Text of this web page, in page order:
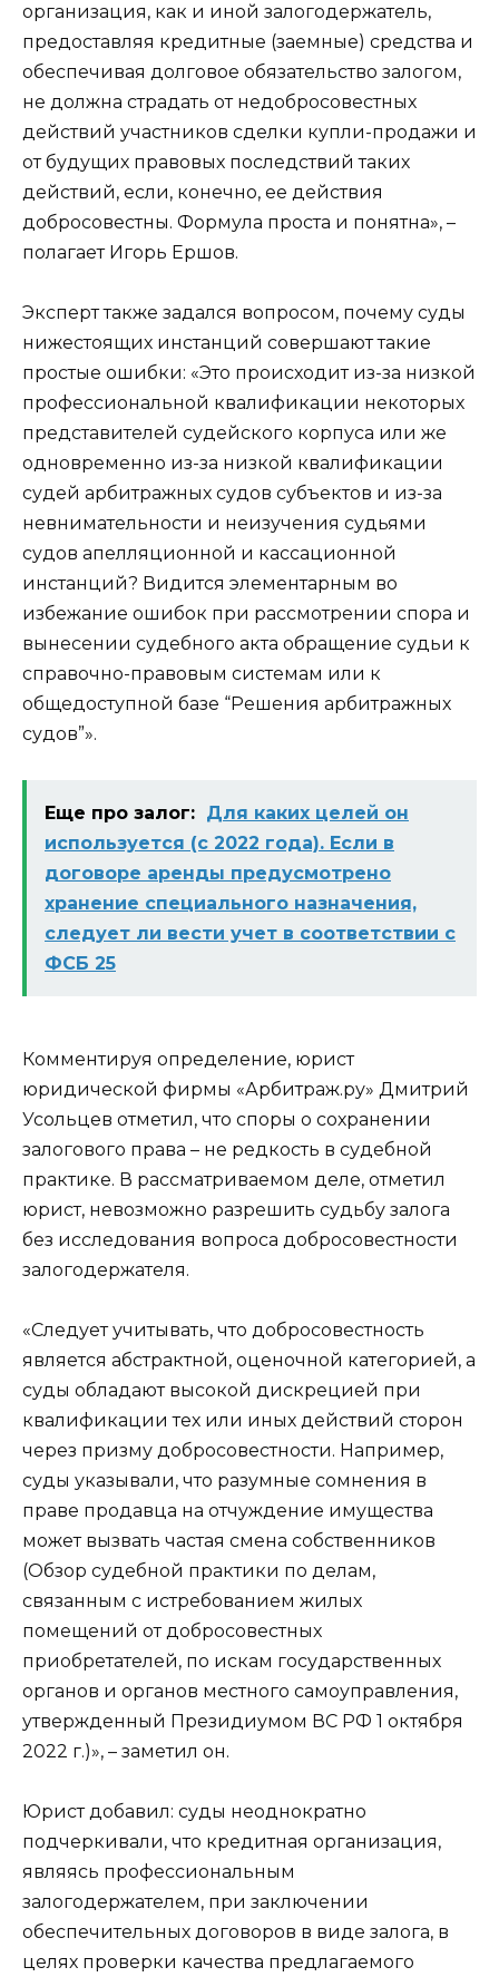
организация, как и иной залогодержатель,
предоставляя кредитные (заемные) средства и
обеспечивая долговое обязательство залогом,
не должна страдать от недобросовестных
действий участников сделки купли-продажи и
от будущих правовых последствий таких
действий, если, конечно, ее действия
добросовестны. Формула проста и понятна», –
полагает Игорь Ершов.
Эксперт также задался вопросом, почему суды
нижестоящих инстанций совершают такие
простые ошибки: «Это происходит из-за низкой
профессиональной квалификации некоторых
представителей судейского корпуса или же
одновременно из-за низкой квалификации
судей арбитражных судов субъектов и из-за
невнимательности и неизучения судьями
судов апелляционной и кассационной
инстанций? Видится элементарным во
избежание ошибок при рассмотрении спора и
вынесении судебного акта обращение судьи к
справочно-правовым системам или к
общедоступной базе “Решения арбитражных
судов”».
Еще про залог: Для каких целей он
используется (с 2022 года). Если в
договоре аренды предусмотрено
хранение специального назначения,
следует ли вести учет в соответствии с
ФСБ 25
Комментируя определение, юрист
юридической фирмы «Арбитраж.ру» Дмитрий
Усольцев отметил, что споры о сохранении
залогового права – не редкость в судебной
практике. В рассматриваемом деле, отметил
юрист, невозможно разрешить судьбу залога
без исследования вопроса добросовестности
залогодержателя.
«Следует учитывать, что добросовестность
является абстрактной, оценочной категорией, а
суды обладают высокой дискрецией при
квалификации тех или иных действий сторон
через призму добросовестности. Например,
суды указывали, что разумные сомнения в
праве продавца на отчуждение имущества
может вызвать частая смена собственников
(Обзор судебной практики по делам,
связанным с истребованием жилых
помещений от добросовестных
приобретателей, по искам государственных
органов и органов местного самоуправления,
утвержденный Президиумом ВС РФ 1 октября
2022 г.)», – заметил он.
Юрист добавил: суды неоднократно
подчеркивали, что кредитная организация,
являясь профессиональным
залогодержателем, при заключении
обеспечительных договоров в виде залога, в
целях проверки качества предлагаемого